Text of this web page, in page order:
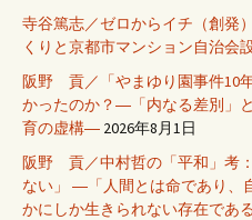
寺谷篤志／ゼロからイチ（創発
くりと京都市マンション自治会
阪野 貢／「やまゆり園事件10
かったのか？―「内なる差別」
育の虚構― 2026年8月1日
阪野 貢／中村哲の「平和」考
ない」 ―「人間とは命であり、
かにしか生きられない存在であ